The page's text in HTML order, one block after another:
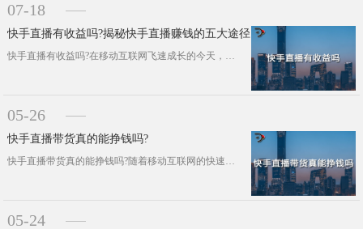
07-18
快手直播有收益吗?揭秘快手直播赚钱的五大途径
快手直播有收益吗?在移动互联网飞速成长的今天，短视频和直播平台如同璀璨的星辰般熠熠生辉。作为国内领先的短视频与直播复合平台，快···
05-26
快手直播带货真的能挣钱吗?
快手直播带货真的能挣钱吗?随着移动互联网的快速发展，短视频平台已经成为了人们日常生活的重要组成部分。在这个平台上，用户可以观看···
05-24